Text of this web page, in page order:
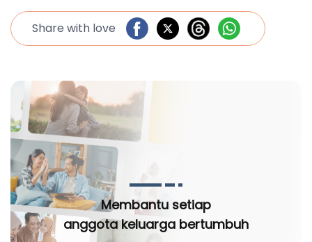
Share with love
Membantu setiap
anggota keluarga bertumbuh